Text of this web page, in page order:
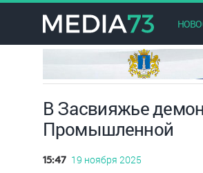
В Засвияжье
Промышленной
15:47 19 ноября 2025